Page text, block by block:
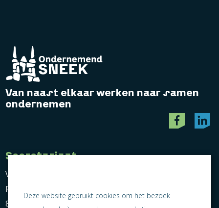
Van naast elkaar werken naar samen
ondernemen
Secretariaat
Vereniging Ondernemend Sneek
Postbus 464
8600 AL Sneek
Deze website gebruikt cookies om het bezoek